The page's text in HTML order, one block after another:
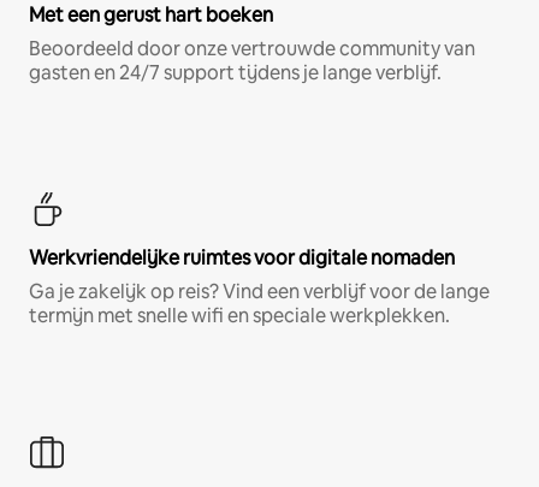
Met een gerust hart boeken
Beoordeeld door onze vertrouwde community van
gasten en 24/7 support tijdens je lange verblijf.
Werkvriendelijke ruimtes voor digitale nomaden
Ga je zakelijk op reis? Vind een verblijf voor de lange
termijn met snelle wifi en speciale werkplekken.